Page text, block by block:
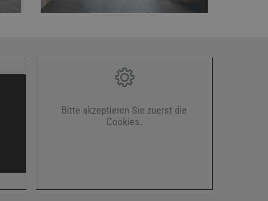
Bitte akzeptieren Sie zuerst die
Cookies.